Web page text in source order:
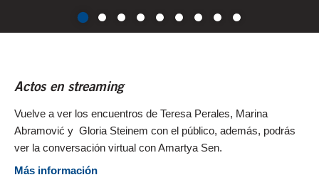
Actos en streaming
Vuelve a ver los encuentros de Teresa Perales, Marina
Abramović y Gloria Steinem con el público, además, podrás
ver la conversación virtual con Amartya Sen.
Más información